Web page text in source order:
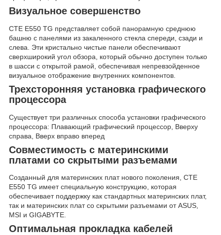
Визуальное совершенство
CTE E550 TG представляет собой панорамную среднюю
башню с панелями из закаленного стекла спереди, сзади и
слева. Эти кристально чистые панели обеспечивают
сверхширокий угол обзора, который обычно доступен только
в шасси с открытой рамой, обеспечивая непревзойденное
визуальное отображение внутренних компонентов.
Трехсторонняя установка графического
процессора
Существует три различных способа установки графического
процессора: Плавающий графический процессор, Вверху
справа, Вверх вправо вперед
Совместимость с материнскими
платами со скрытыми разъемами
Созданный для материнских плат нового поколения, CTE
E550 TG имеет специальную конструкцию, которая
обеспечивает поддержку как стандартных материнских плат,
так и материнских плат со скрытыми разъемами от ASUS,
MSI и GIGABYTE.
Оптимальная прокладка кабелей